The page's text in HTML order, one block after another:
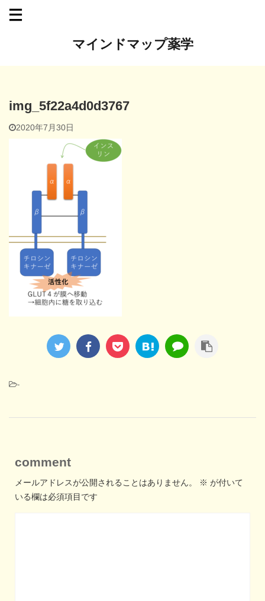
マインドマップ薬学
img_5f22a4d0d3767
2020年7月30日
-
comment
メールアドレスが公開されることはありません。 ※ が付いて
いる欄は必須項目です